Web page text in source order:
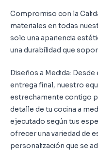
Compromiso con la
materiales en todas
solo una apariencia
una durabilidad que
Diseños a Medida:
entrega final, nuestro
estrechamente contigo
detalle de tu cocina a
ejecutado según tus
ofrecer una variedad de
personalización que se